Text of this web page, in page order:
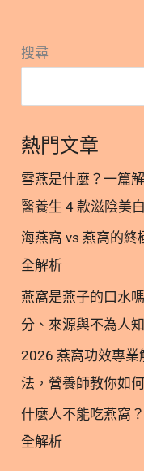
用。 2.1. 維生素D
疾病，特徵為咳嗽
維生
骨質健康只是其一
疫疾病 3.2. 維生素
生素D可降低心血管
缺乏 參考文獻 1. 維
肝腎轉化 維生素D
體皮膚經過陽光照
轉化為維生素D3，
魚類、蛋黃攝取而
主要來源則為蕈菇
都需要經過肝臟和
性。 2. 台灣人維生
銀髮族需注意 根據
意維生素D易缺乏
食物的攝取總量少
康！
搜尋
熱門文章
雪燕是什麼？一篇
醫養生 4 款滋陰美
海燕窩 vs 燕窩的終
全解析
燕窩是燕子的口水
分、來源與不為人
2026 燕窩功效專業
法，營養師教你如
什麼人不能吃燕窩
全解析